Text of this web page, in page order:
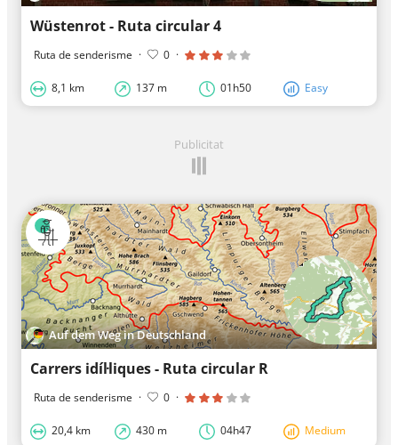
Wüstenrot - Ruta circular 4
Ruta de senderisme · 0 ·
8,1 km 137 m 01h50 Easy
Publicitat
Auf dem Weg in Deutschland
Carrers idíl·liques - Ruta circular R
Ruta de senderisme · 0 ·
20,4 km 430 m 04h47 Medium